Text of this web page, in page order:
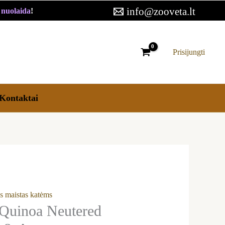
! info@zooveta.lt
Prisijungti
maistas katėms
Neutered
through